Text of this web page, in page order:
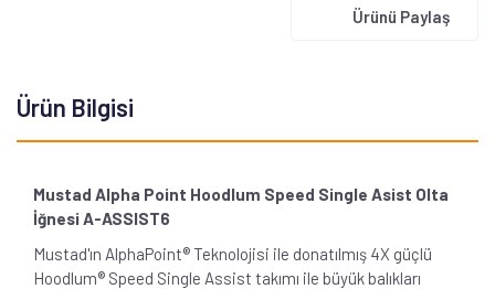
Ürünü Paylaş
Ürün Bilgisi
Mustad Alpha Point Hoodlum Speed Single Asist Olta
İğnesi A-ASSIST6
Mustad'ın AlphaPoint® Teknolojisi ile donatılmış 4X güçlü
Hoodlum® Speed Single Assist takımı ile büyük balıkları